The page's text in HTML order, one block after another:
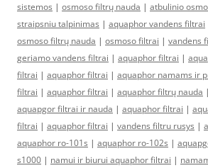
sistemos | osmoso filtrų nauda | atbulinio
straipsniu talpinimas | aquaphor vandens filtrai
osmoso filtrų nauda | osmoso filtrai | vandens
geriamo vandens filtrai | aquaphor filtrai |
filtrai | aquaphor filtrai | aquaphor namams ir
filtrai | aquaphor filtrai | aquaphor filtrų nauda |
aquapgor filtrai ir nauda | aquaphor filtrai |
filtrai | aquaphor filtrai | vandens filtru rusys |
aquaphor ro-101s | aquaphor ro-102s |
s1000 | namui ir biurui aquaphor filtrai |